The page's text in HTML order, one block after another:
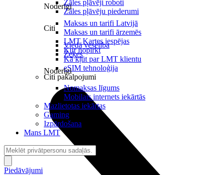
Noderīgi
Maksas un tarifi Latvijā
Maksas un tarifi ārzemēs
LMT Kartes iespējas
Kur nopirkt
Kā kļūt par LMT klientu
eSIM tehnoloģija
Citi pakalpojumi
Zāles pļāvēji roboti
Zāles pļāvēju piederumi
Citi
Viedā veselība
Zeķes
Noderīgi
Nomaksas līgums
Mobilais internets iekārtās
Mazlietotas iekārtas
Gaming
Izpārdošana
Mans LMT
Piedāvājumi